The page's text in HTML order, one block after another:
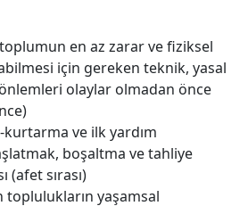
en az zarar ve fiziksel
için gereken teknik, yasal
olaylar olmadan önce
ve ilk yardım
boşaltma ve tahliye
(afet sırası)
yaşamsal